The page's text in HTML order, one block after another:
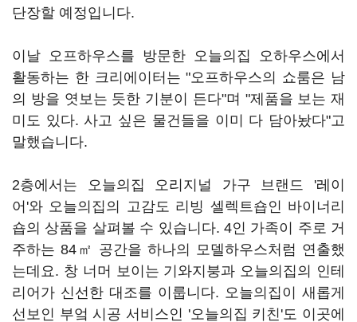
단장할 예정입니다.
이날 오프하우스를 방문한 오늘의집 오하우스에서
활동하는 한 크리에이터는 "오프하우스의 쇼룸은 남
의 방을 엿보는 듯한 기분이 든다"며 "제품을 보는 재
미도 있다. 사고 싶은 물건들을 이미 다 담아놨다"고
말했습니다.
2층에서는 오늘의집 오리지널 가구 브랜드 '레이
어'와 오늘의집의 고감도 리빙 셀렉트숍인 바이너리
숍의 상품을 살펴볼 수 있습니다. 4인 가족이 주로 거
주하는 84㎡ 공간을 하나의 모델하우스처럼 연출했
는데요. 창 너머 보이는 기와지붕과 오늘의집의 인테
리어가 신선한 대조를 이룹니다. 오늘의집이 새롭게
선보인 부엌 시공 서비스인 '오늘의집 키친'도 이곳에